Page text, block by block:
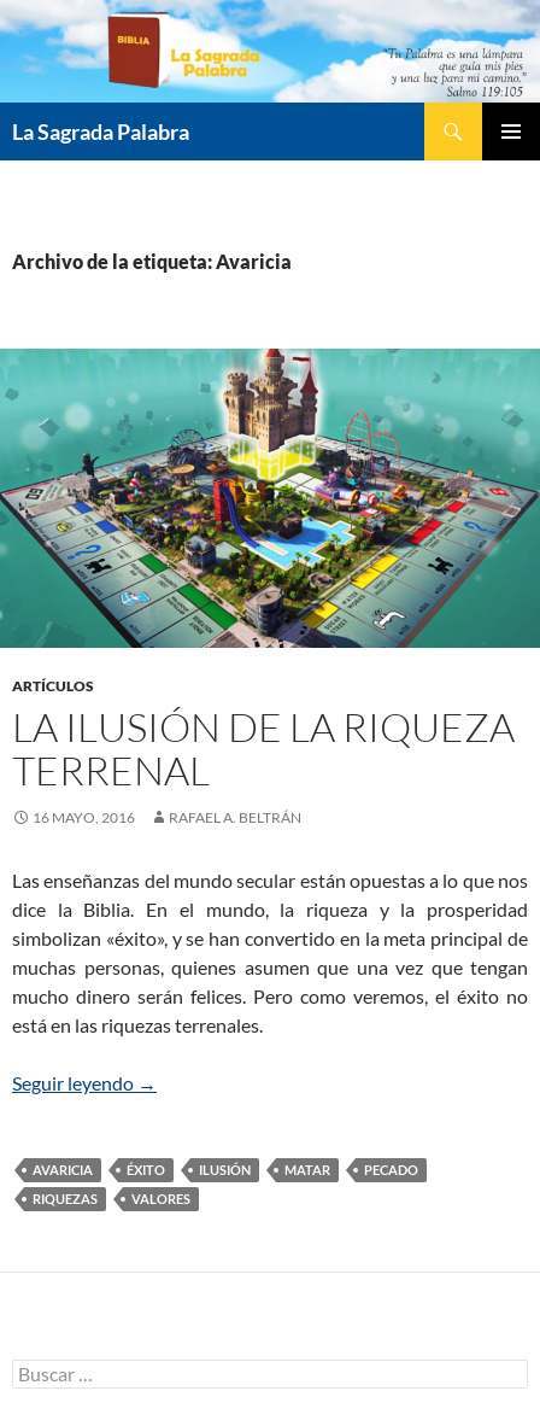
Saltar
contenido
La Sagrada Palabra
Archivo de la etiqueta: Avaricia
ARTÍCULOS
LA ILUSIÓN DE LA RIQUEZA
TERRENAL
16 MAYO, 2016 RAFAEL A. BELTRÁN
Las enseñanzas del mundo secular están opuestas a lo que nos
dice la Biblia. En el mundo, la riqueza y la prosperidad
simbolizan «éxito», y se han convertido en la meta principal de
muchas personas, quienes asumen que una vez que tengan
mucho dinero serán felices. Pero como veremos, el éxito no
está en las riquezas terrenales.
Seguir leyendo La ilusión de la riqueza terrenal
→
AVARICIA ÉXITO ILUSIÓN MATAR
PECADO
RIQUEZAS
VALORES
B
u